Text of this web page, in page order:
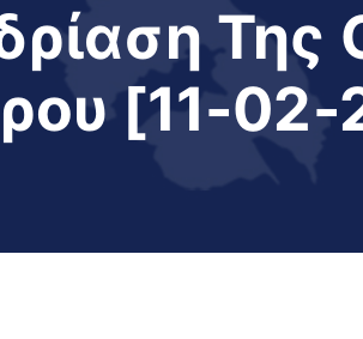
Της
[11-